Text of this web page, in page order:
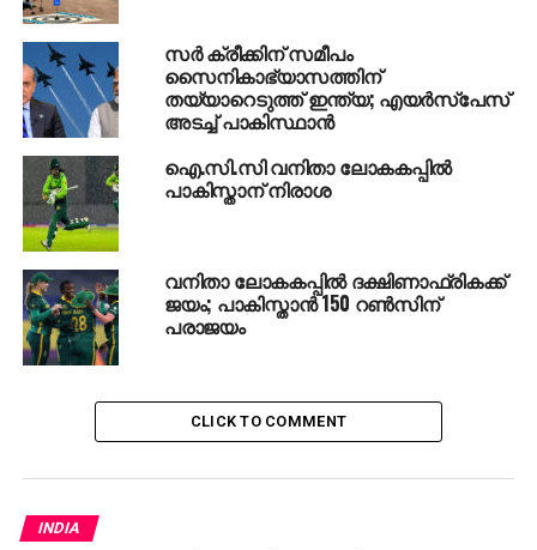
സര്‍ ക്രീക്കിന് സമീപം
സൈനികാഭ്യാസത്തിന്
തയ്യാറെടുത്ത് ഇന്ത്യ; എയര്‍സ്‌പേസ്
അടച്ച് പാകിസ്ഥാന്‍
ഐ.സി.സി വനിതാ ലോകകപ്പില്‍
പാകിസ്താന് നിരാശ
വനിതാ ലോകകപ്പില്‍ ദക്ഷിണാഫ്രികക്ക്
ജയം; പാകിസ്താന്‍ 150 റണ്‍സിന്
പരാജയം
CLICK TO COMMENT
INDIA